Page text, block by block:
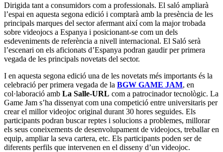
Dirigida tant a consumidors com a professionals. El saló ampliarà
l’espai en aquesta segona edició i comptarà amb la presència de les
principals marques del sector afermant així com la major trobada
sobre videojocs a Espanya i posicionant-se com un dels
esdeveniments de referència a nivell internacional. El Saló serà
l’escenari on els aficionats d’Espanya podran gaudir per primera
vegada de les principals novetats del sector.
I en aquesta segona edició una de les novetats més importants és la
celebració per primera vegada de la BGW GAME JAM, en
col·laboració amb La Salle-URL com a patrocinador tecnològic. La
Game Jam s’ha dissenyat com una competició entre universitaris per
crear el millor videojoc original durant 30 hores seguides. Els
participants podran buscar reptes i solucions a problemes, millorar
els seus coneixements de desenvolupament de videojocs, treballar en
equip, ampliar la seva cartera, etc. Els participants poden ser de
diferents perfils que intervenen en el disseny d’un videojoc.